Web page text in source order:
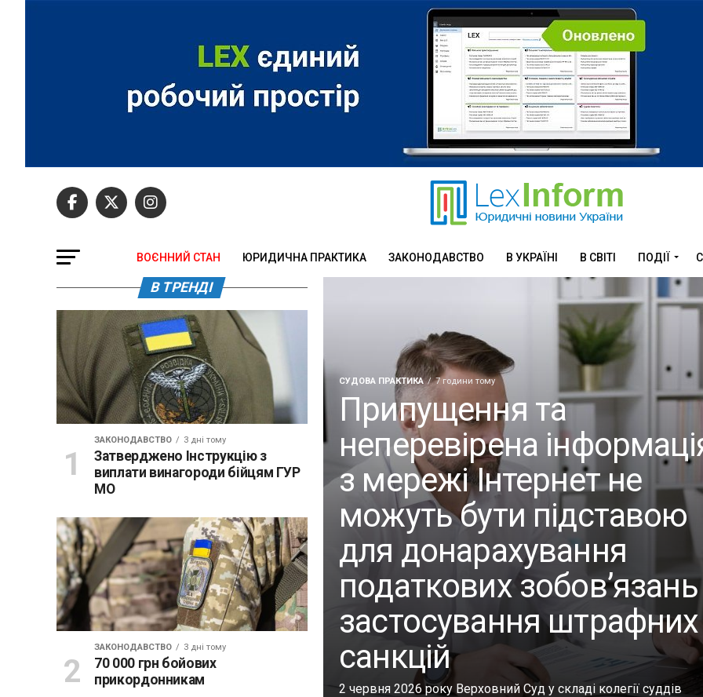
ВОЄННИЙ СТАН ЮРИДИЧНА ПРАКТИКА ЗАКОНОДАВСТВО В УКРАЇНІ В СВІТІ ПОДІЇ
СУДОВА ПРАКТИКА 7 години тому
Припущення та
неперевірена
з мережі Інтернет не
можуть бути підставою
для донарахування
податкових зобов’язань
застосування штрафних
санкцій
2 червня 2026 року Верховний Суд у складі колегії суддів
В ТРЕНДІ
ЗАКОНОДАВСТВО 3 дні тому
Затверджено Інструкцію з
виплати винагороди бійцям ГУР
МО
ЗАКОНОДАВСТВО 3 дні тому
70 000 грн бойових
прикордонникам